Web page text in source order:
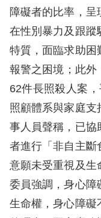
障
礙
快
捷
鍵
請
擇
語
言
障礙者的比率，
在性別暴力及跟蹤
特質，面臨求助困
報警之困境；此外
62件長照殺人案
照顧體系與家庭支
事人員聲稱，已協
者進行「非自主斷
意願未受重視及生
委員強調，身心障
生命權，身心障礙